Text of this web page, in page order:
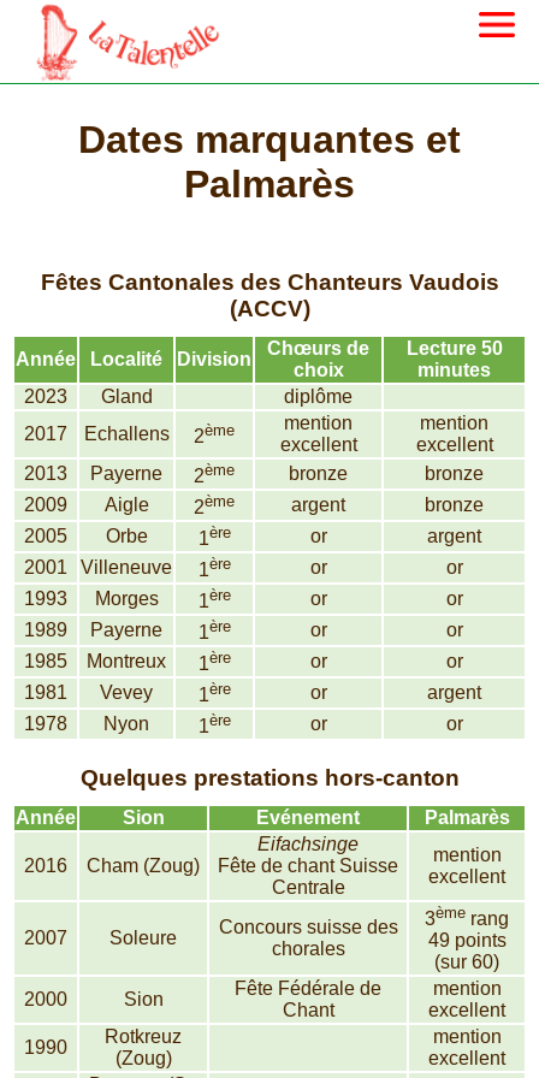
Dates marquantes et
Palmarès
Fêtes Cantonales des Chanteurs Vaudois
(ACCV)
Année Localité Division
Chœurs de
choix
Lecture 50
minutes
2023
Gland
diplôme
2017
Echallens 2ème
mention
excellent
mention
excellent
2013
Payerne 2ème bronze
bronze
2009
Aigle 2ème argent
bronze
2005
Orbe 1ère or
argent
2001
Villeneuve 1ère or
or
1993
Morges 1ère or
or
1989
Payerne 1ère or
or
1985
Montreux 1ère or
or
1981
Vevey 1ère or
argent
1978
Nyon 1ère or or
Quelques prestations hors-canton
Année Sion Evénement Palmarès
2016 Cham (Zoug)
Eifachsinge
Fête de chant Suisse
Centrale
mention
excellent
2007 Soleure
Concours suisse des
chorales
3ème rang
49 points
(sur 60)
2000
Sion
Fête Fédérale de
Chant
mention
excellent
1990
Rotkreuz
(Zoug)
mention
excellent